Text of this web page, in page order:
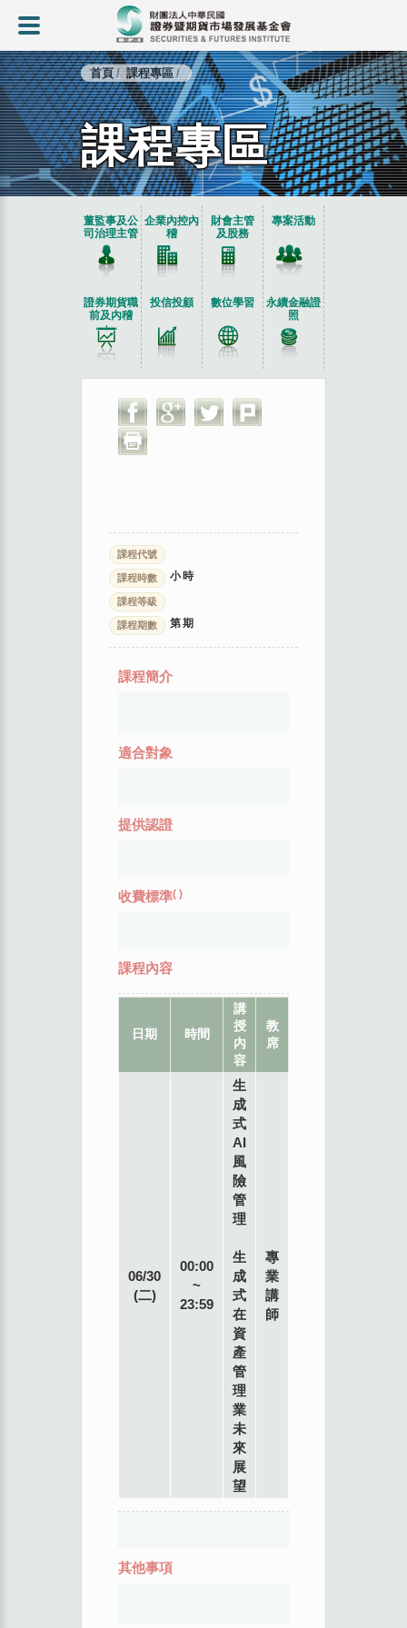
首頁 課程專區
課程專區
董監事及公
司治理主管
企業內控內
稽
財會主管
及股務
專案活動
證券期貨職
前及內稽
投信投顧 數位學習
永續金融證
照
課程代號
課程時數 小時
課程等級
課程期數 第期
課程簡介
適合對象
提供認證
收費標準( )
課程內容
日期 時間
講
授
內
容
教
席
06/30
(二)
00:00
~
23:59
生
成
式
AI
風
險
管
理
生
成
式
在
資
產
管
理
業
未
來
展
望
專
業
講
師
其他事項